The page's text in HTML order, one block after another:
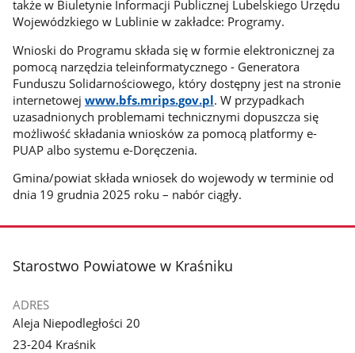
także w Biuletynie Informacji Publicznej Lubelskiego Urzędu
Wojewódzkiego w Lublinie w zakładce: Programy.
Wnioski do Programu składa się w formie elektronicznej za
pomocą narzędzia teleinformatycznego - Generatora
Funduszu Solidarnościowego, który dostępny jest na stronie
internetowej www.bfs.mrips.gov.pl. W przypadkach
uzasadnionych problemami technicznymi dopuszcza się
możliwość składania wniosków za pomocą platformy e-
PUAP albo systemu e-Doręczenia.
Gmina/powiat składa wniosek do wojewody w terminie od
dnia 19 grudnia 2025 roku – nabór ciągły.
stopka
Starostwo Powiatowe w Kraśniku
ADRES
Aleja Niepodległości 20
23-204 Kraśnik